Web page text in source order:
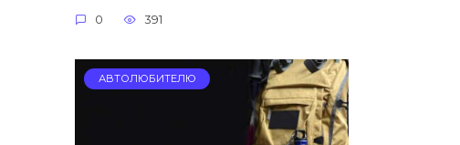
0 391
АВТОЛЮБИТЕЛЮ